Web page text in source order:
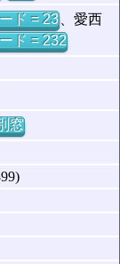
ド = 23、愛西
ド = 232
窓